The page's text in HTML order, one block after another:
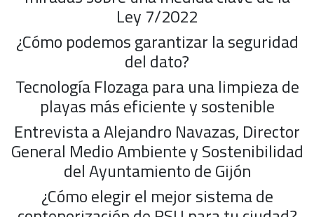
Ley 7/2022
¿Cómo podemos garantizar la seguridad
del dato?
Tecnología Flozaga para una limpieza de
playas más eficiente y sostenible
Entrevista a Alejandro Navazas, Director
General Medio Ambiente y Sostenibilidad
del Ayuntamiento de Gijón
¿Cómo elegir el mejor sistema de